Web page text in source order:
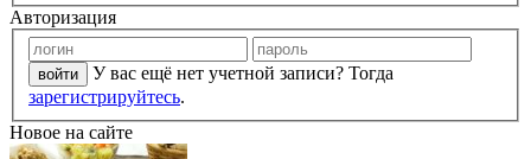
Авторизация
У вас ещё нет учетной записи? Тогда
зарегистрируйтесь.
Новое на сайте